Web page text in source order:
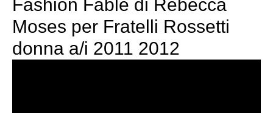
Fashion Fable di Rebecca
Moses per Fratelli Rossetti
donna a/i 2011 2012